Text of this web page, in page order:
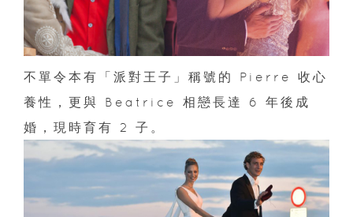
不單令本有「派對王子」稱號的 Pierre 收心
養性，更與 Beatrice 相戀長達 6 年後成
婚，現時育有 2 子。